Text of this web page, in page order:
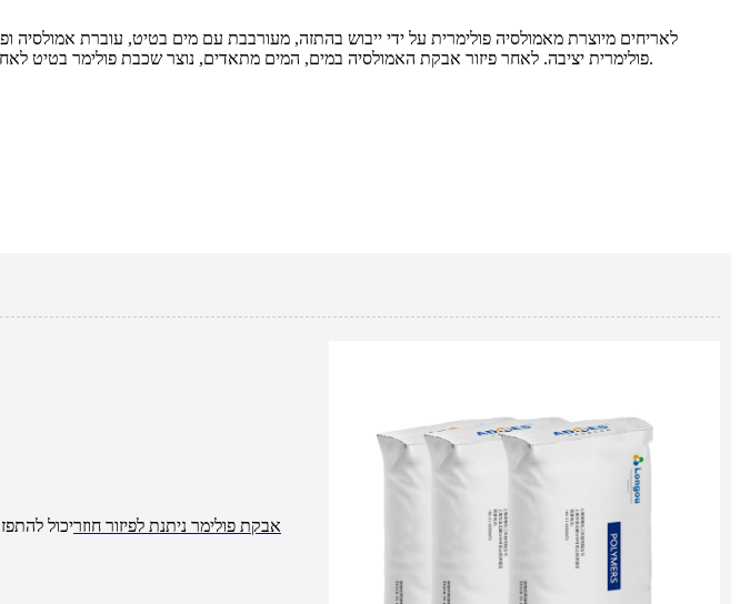
פולימרית יציבה. לאחר פיזור אבקת האמולסיה במים, המים מתאדים, נוצר שכבת פולימר בטיט לאחר הייבוש, ותכונות הטיט משתפרות. לאבקות פולימר מתפזרות מחדש שונות יש השפעות שונות על טיט אבקה יבש.
אבקת פולימר ניתנת לפיזור חוזריכול